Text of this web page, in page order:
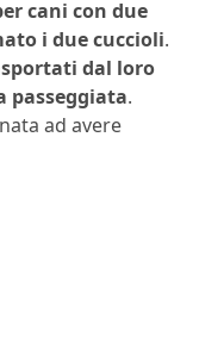
cani con due
i due cuccioli.
dal loro
passeggiata.
ad avere